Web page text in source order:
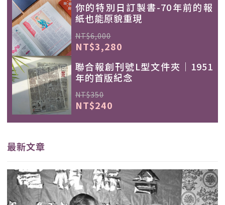
你的特別日訂製書-70年前的報
紙也能原貌重現
NT$6,000
NT$3,280
聯合報創刊號L型文件夾｜1951
年的首版紀念
NT$350
NT$240
最新文章